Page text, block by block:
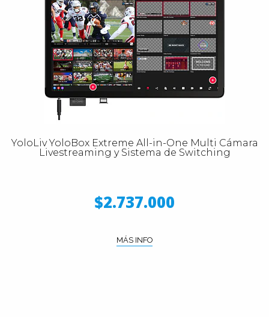
YoloLiv YoloBox Extreme All-in-One Multi Cámara
Livestreaming y Sistema de Switching
$2.737.000
MÁS INFO